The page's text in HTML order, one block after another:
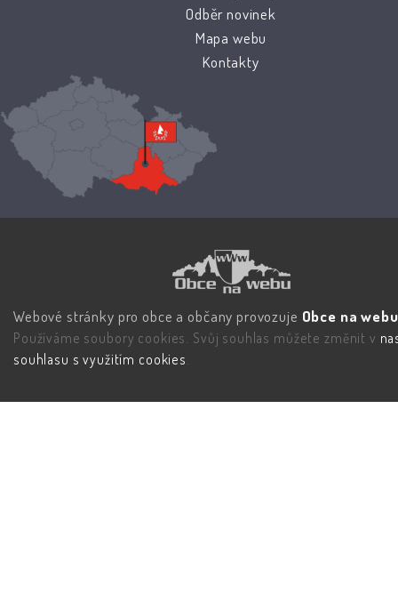
Odběr novinek
Mapa webu
Kontakty
Webové stránky pro obce a občany provozuje Obce na
Používáme soubory cookies. Svůj souhlas můžete změnit v
souhlasu s využitím cookies